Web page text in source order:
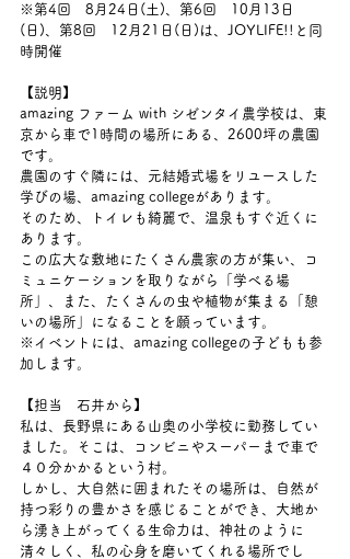
※第4回　8月24日(土)、第6回　10月13日
(日)、第8回　12月21日(日)は、JOYLIFE!!と同
時開催
【説明】
amazing ファーム with シゼンタイ農学校は、東
京から車で1時間の場所にある、2600坪の農園
です。
農園のすぐ隣には、元結婚式場をリユースした
学びの場、amazing collegeがあります。
そのため、トイレも綺麗で、温泉もすぐ近くに
あります。
この広大な敷地にたくさん農家の方が集い、コ
ミュニケーションを取りながら「学べる場
所」、また、たくさんの虫や植物が集まる「憩
いの場所」になることを願っています。
※イベントには、amazing collegeの子どもも参
加します。
【担当　石井から】
私は、長野県にある山奥の小学校に勤務してい
ました。そこは、コンビニやスーパーまで車で
４０分かかるという村。
しかし、大自然に囲まれたその場所は、自然が
持つ彩りの豊かさを感じることができ、大地か
ら湧き上がってくる生命力は、神社のように
清々しく、私の心身を磨いてくれる場所でし